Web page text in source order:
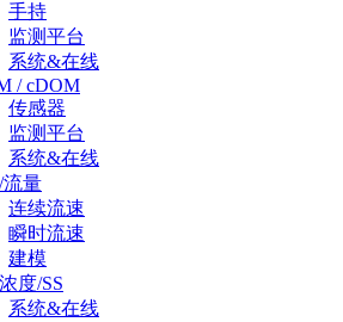
手持
监测平台
系统&在线
/ cDOM
传感器
监测平台
系统&在线
流量
连续流速
瞬时流速
建模
度/SS
系统&在线